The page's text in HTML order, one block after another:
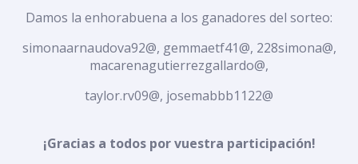
Damos la enhorabuena a los ganadores del sorteo:
simonaarnaudova92@, gemmaetf41@, 228simona@,
macarenagutierrezgallardo@,
taylor.rv09@, josemabbb1122@
¡Gracias a todos por vuestra participación!